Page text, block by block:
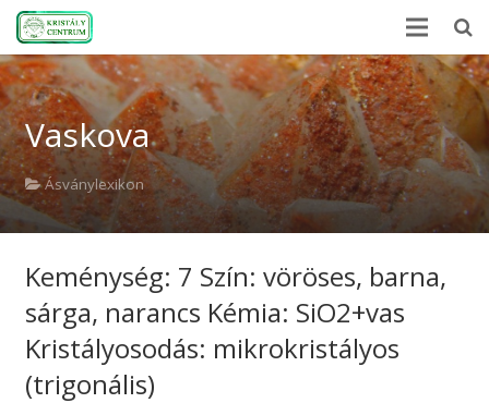
Kezdőlap
Ásványlexikon
Kristályerő
Hírek
A kövekről
Rólunk
Kapcsolat
Vaskova
Ásványlexikon
Keménység: 7 Szín: vöröses, barna,
sárga, narancs Kémia: SiO2+vas
Kristályosodás: mikrokristályos
(trigonális)